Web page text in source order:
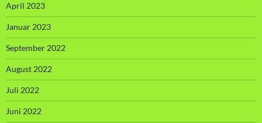
April 2023
Januar 2023
September 2022
August 2022
Juli 2022
Juni 2022